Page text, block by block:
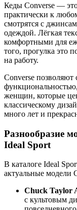
Кеды Converse — это
практически к
смотрятся с
одеждой. Лёгкая
комфортными для
того, прогулка это
на работу.
Converse позволяют
женщин, которые
классическому
много лет и
Разнообразие
Ideal Sport
В каталоге Ideal
актуальные модели
Chuck Taylor
с культовым